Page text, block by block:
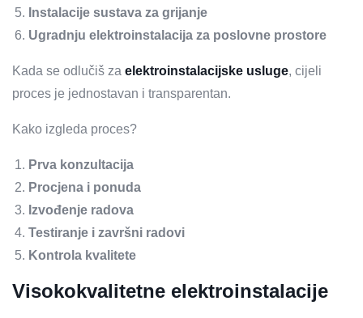
Instalacije sustava za grijanje
Ugradnju elektroinstalacija za poslovne prostore
Kada se odlučiš za elektroinstalacijske usluge, cijeli
proces je jednostavan i transparentan.
Kako izgleda proces?
Prva konzultacija
Procjena i ponuda
Izvođenje radova
Testiranje i završni radovi
Kontrola kvalitete
Visokokvalitetne elektroinstalacije